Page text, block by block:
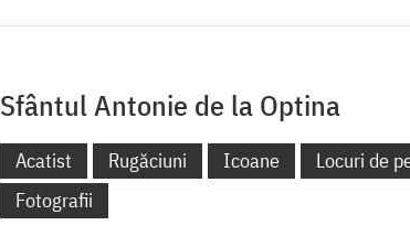
Sfântul Antonie de la Optina
Acatist Rugăciuni Icoane
Locuri de
Fotografii